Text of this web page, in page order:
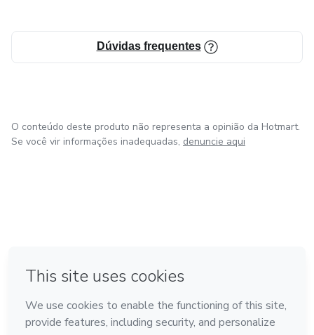
Dúvidas frequentes
O conteúdo deste produto não representa a opinião da Hotmart.
Se você vir informações inadequadas, denuncie aqui
Feito com ❤ na Cidade do México